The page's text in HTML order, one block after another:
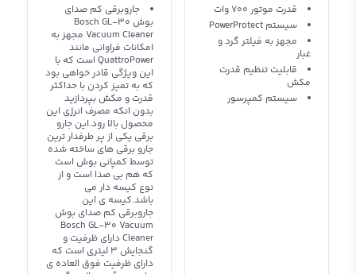
قدرت موتور 700 وات
سیستم PowerProtect
مجهز به فیلتر گرد و
غبار
قابلیت تنظیم قدرت
مکش
سیستم کمپرسور
Cleaner
جاروبرقی کم صدای
بوش Bosch GL-30
Vacuum Cleaner مجهز به
امکانات فراوانی مانند
QuattroPower است که با
این ویژگی قادر خواهی بود
که به تمیز کردن با حداکثر
قدرت و مکش بپردازید
بدون انکه مصرف انرژی این
محصول بالا رود.این جارو
برقی یکی از پر طرفدار ترین
جارو برقی های ساخته شده
توسط کمپانی بوش است
که هم بی صدا است و از
نوع کیسه دار می
باشد.کیسه ی این
جاروبرقی کم صدای بوش
Bosch GL-30 Vacuum
Cleaner دارای ظرفیت و
گنجایش 3 لیتری است که
دارای ظرفیت فوق العاده ی